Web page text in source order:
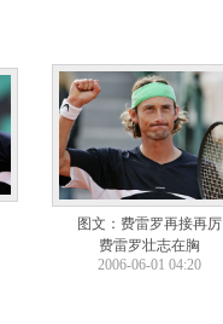
图文：费雷罗再接再厉
费雷罗壮志在胸
2006-06-01 04:20